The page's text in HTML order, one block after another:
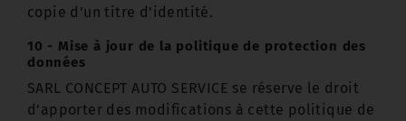
copie d’un titre d'identité.
10 - Mise à jour de la politique de protection des
données
SARL CONCEPT AUTO SERVICE se réserve le droit
d'apporter des modifications à cette politique de